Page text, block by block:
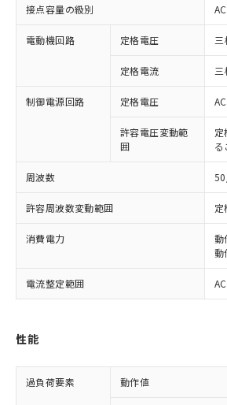
接点容量の級別
電動機回路 定格電圧 三
定格電流 三
制御電源回路 定格電圧
許容電圧変動範
囲
る
周波数
許容周波数変動範囲
消費電力
動
動
電流整定範囲
性能
過負荷要素 動作値